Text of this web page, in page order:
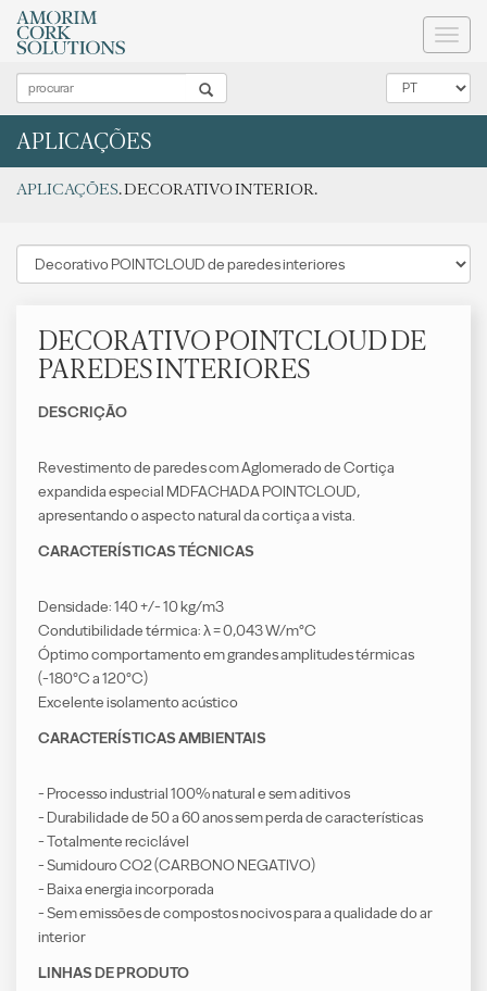
APLICAÇÕES
APLICAÇÕES. DECORATIVO INTERIOR.
DECORATIVO POINTCLOUD DE
PAREDES INTERIORES
DESCRIÇÃO
Revestimento de paredes com Aglomerado de Cortiça
expandida especial MDFACHADA POINTCLOUD,
apresentando o aspecto natural da cortiça a vista.
CARACTERÍSTICAS TÉCNICAS
Densidade: 140 +/- 10 kg/m3
Condutibilidade térmica: λ = 0,043 W/m°C
Óptimo comportamento em grandes amplitudes térmicas
(-180°C a 120°C)
Excelente isolamento acústico
CARACTERÍSTICAS AMBIENTAIS
- Processo industrial 100% natural e sem aditivos
- Durabilidade de 50 a 60 anos sem perda de características
- Totalmente reciclável
- Sumidouro CO2 (CARBONO NEGATIVO)
- Baixa energia incorporada
- Sem emissões de compostos nocivos para a qualidade do ar
interior
LINHAS DE PRODUTO